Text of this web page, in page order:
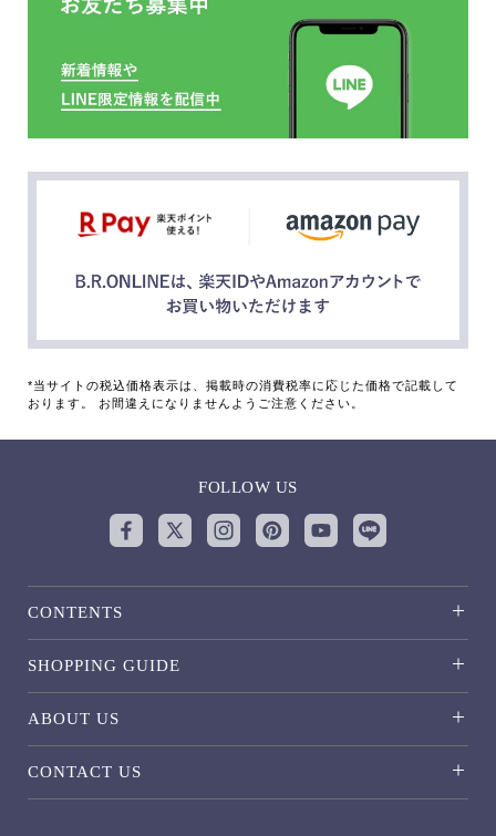
*当サイトの税込価格表示は、掲載時の消費税率に応じた価格で記載して
おります。 お間違えになりませんようご注意ください。
FOLLOW US
CONTENTS
SHOPPING GUIDE
ABOUT US
CONTACT US